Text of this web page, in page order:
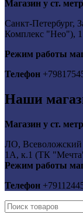
Магазин у ст.
Санкт-Петербург,
Комплекс "Нео"), 1
Режим работы
Телефон
Наши
Магазин у ст.
ЛО, Всеволожский
1А, к.1 (ТК
Режим работы
Телефон